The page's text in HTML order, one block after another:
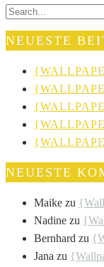
NEUESTE
NEUESTE
Maike zu
Nadine zu
Bernhard zu
Jana zu